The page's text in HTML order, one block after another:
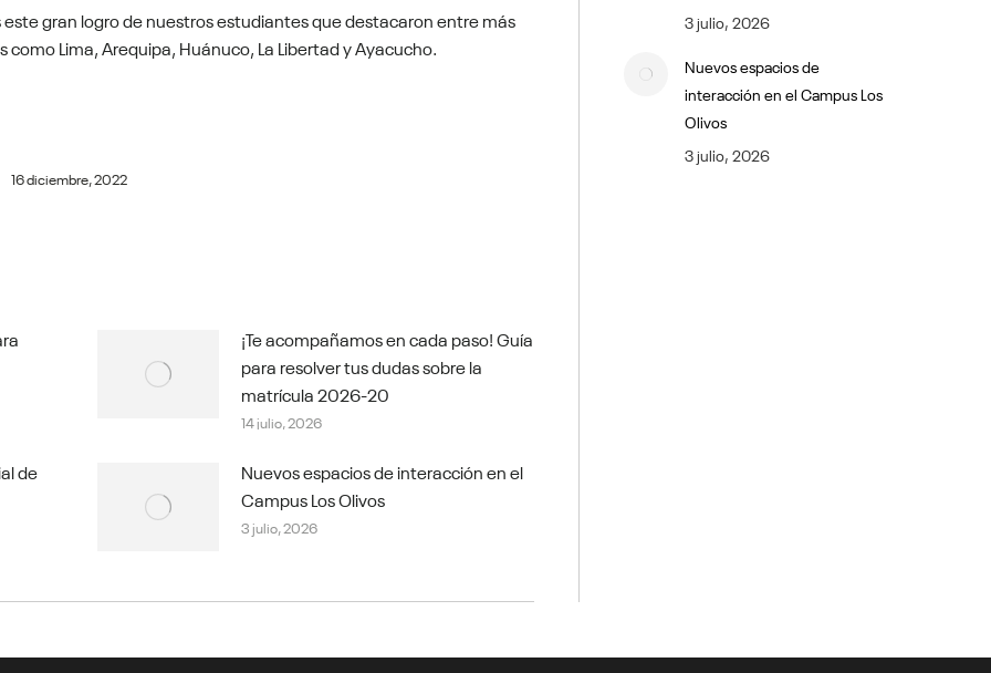
gran logro de nuestros estudiantes que destacaron entre más
Lima, Arequipa, Huánuco, La Libertad y Ayacucho.
16 diciembre, 2022
¡Te acompañamos en cada paso! Guía
para resolver tus dudas sobre la
matrícula 2026-20
14 julio, 2026
de
Nuevos espacios de interacción en el
Campus Los Olivos
3 julio, 2026
3 julio, 2026
Nuevos espacios de
interacción en el Campus Los
Olivos
3 julio, 2026